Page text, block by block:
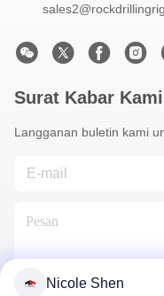
Surat Kabar Kami
Langganan buletin kami
Nicole Shen